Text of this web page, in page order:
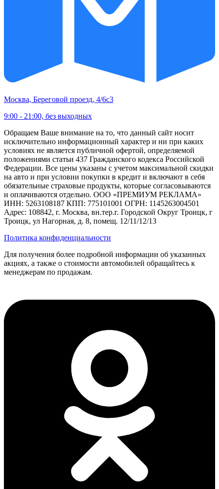
Москва, Береговой проезд, 4/6с3
9:00 - 21:00, без выходных
Обращаем Ваше внимание на то, что данный сайт носит
исключительно информационный характер и ни при каких
условиях не является публичной офертой, определяемой
положениями статьи 437 Гражданского кодекса Российской
Федерации. Все цены указаны с учетом максимальной скидки
на авто и при условии покупки в кредит и включают в себя
обязательные страховые продукты, которые согласовываются
и оплачиваются отдельно. ООО «ПРЕМИУМ РЕКЛАМА»
ИНН: 5263108187 КПП: 775101001 ОГРН: 1145263004501
Адрес: 108842, г. Москва, вн.тер.г. Городской Округ Троицк, г
Троицк, ул Нагорная, д. 8, помещ. 12/11/12/13
Политика конфиденциальности
Для получения более подробной информации об указанных
акциях, а также о стоимости автомобилей обращайтесь к
менеджерам по продажам.